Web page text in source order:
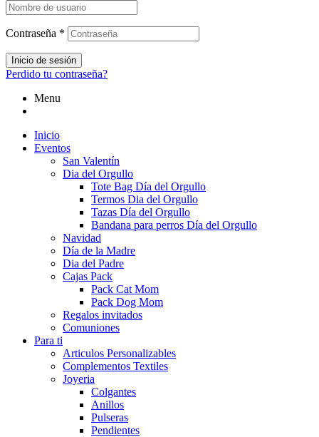
Contraseña *
Inicio de sesión
Perdido tu contraseña?
Menu
Inicio
Eventos
San Valentín
Dia del Orgullo
Tote Bag Día del Orgullo
Termos Dia del Orgullo
Tazas Día del Orgullo
Bandana para perros Día del Orgullo
Navidad
Día de la Madre
Dia del Padre
Cajas Pack
Pack Cat Mom
Pack Dog Mom
Regalos invitados
Comuniones
Para ti
Articulos Personalizables
Complementos Textiles
Joyeria
Colgantes
Anillos
Pulseras
Pendientes